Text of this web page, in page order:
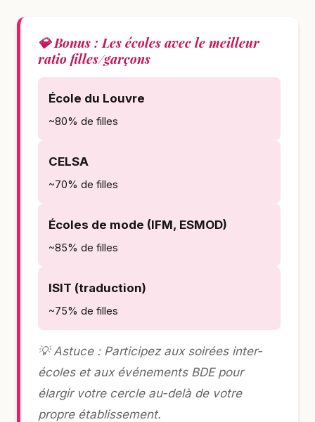
💎 Bonus : Les écoles avec le meilleur
ratio filles/garçons
École du Louvre
~80% de filles
CELSA
~70% de filles
Écoles de mode (IFM, ESMOD)
~85% de filles
ISIT (traduction)
~75% de filles
💡 Astuce : Participez aux soirées inter-
écoles et aux événements BDE pour
élargir votre cercle au-delà de votre
propre établissement.